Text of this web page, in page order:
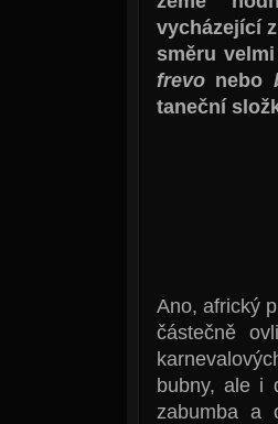
vycházející
směru
frevo nebo
taneční
Ano, africký
částečně
bubny, ale i
zabumba a